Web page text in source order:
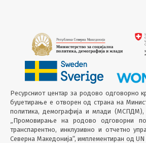
Ресурсниот центар за родово одговорно
буџетирање е отворен од страна на
политика, демографија и млади (МСПДМ),
„Промовирање на родово одговорни
транспарентно, инклузивно и отчетно
Северна Македонија“, имплементиран од